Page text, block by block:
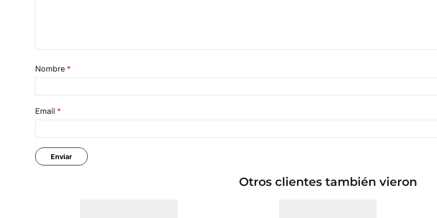
Nombre *
Email *
Otros clientes también vieron